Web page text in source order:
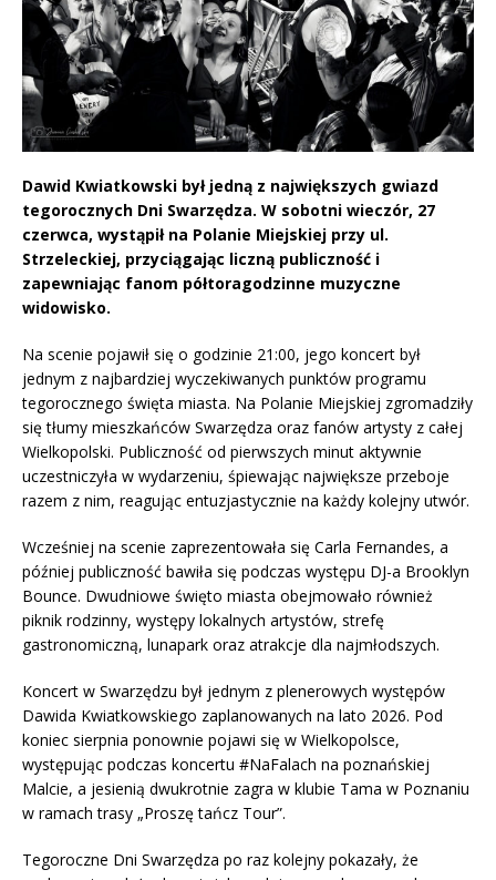
Dawid Kwiatkowski był jedną z największych gwiazd
tegorocznych Dni Swarzędza. W sobotni wieczór, 27
czerwca, wystąpił na Polanie Miejskiej przy ul.
Strzeleckiej, przyciągając liczną publiczność i
zapewniając fanom półtoragodzinne muzyczne
widowisko.
Na scenie pojawił się o godzinie 21:00, jego koncert był
jednym z najbardziej wyczekiwanych punktów programu
tegorocznego święta miasta. Na Polanie Miejskiej zgromadziły
się tłumy mieszkańców Swarzędza oraz fanów artysty z całej
Wielkopolski. Publiczność od pierwszych minut aktywnie
uczestniczyła w wydarzeniu, śpiewając największe przeboje
razem z nim, reagując entuzjastycznie na każdy kolejny utwór.
Wcześniej na scenie zaprezentowała się Carla Fernandes, a
później publiczność bawiła się podczas występu DJ-a Brooklyn
Bounce. Dwudniowe święto miasta obejmowało również
piknik rodzinny, występy lokalnych artystów, strefę
gastronomiczną, lunapark oraz atrakcje dla najmłodszych.
Koncert w Swarzędzu był jednym z plenerowych występów
Dawida Kwiatkowskiego zaplanowanych na lato 2026. Pod
koniec sierpnia ponownie pojawi się w Wielkopolsce,
występując podczas koncertu #NaFalach na poznańskiej
Malcie, a jesienią dwukrotnie zagra w klubie Tama w Poznaniu
w ramach trasy „Proszę tańcz Tour”.
Tegoroczne Dni Swarzędza po raz kolejny pokazały, że